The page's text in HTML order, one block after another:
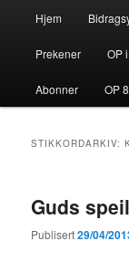
Hjem
Prekener OP
Abonner OP
STIKKORDARKIV:
Guds speil
Publisert29/04/